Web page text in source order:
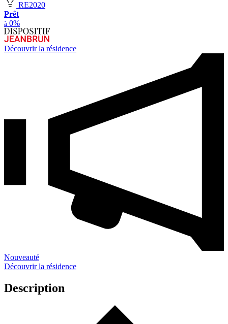
RE2020
Prêt
à 0%
Découvrir la résidence
Nouveauté
Découvrir la résidence
Description